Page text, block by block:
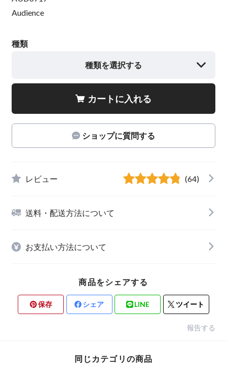
Audience
種類
種類を選択する
カートに入れる
ショップに質問する
レビュー (64)
送料・配送方法について
お支払い方法について
商品をシェアする
保存 シェア LINE ツイート
報告する
同じカテゴリの商品